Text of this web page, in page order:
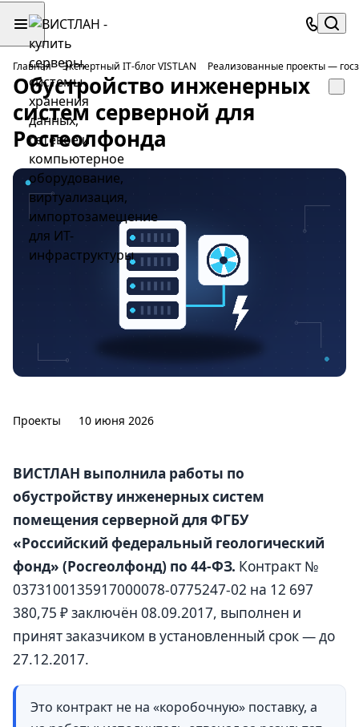
Главная Экспертный IT-блог VISTLAN Реализованные проекты —
Обустройство инженерных
систем серверной для
Росгеолфонда
Проекты 10 июня 2026
ВИСТЛАН выполнила работы по
обустройству инженерных систем
помещения серверной для ФГБУ
«Российский федеральный геологический
фонд» (Росгеолфонд) по 44-ФЗ. Контракт №
0373100135917000078-0775247-02 на 12 697
380,75 ₽ заключён 08.09.2017, выполнен и
принят заказчиком в установленный срок — до
27.12.2017.
Это контракт не на «коробочную» поставку, а